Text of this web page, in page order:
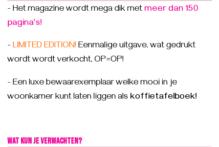
- Het magazine wordt mega dik met meer dan 150
pagina's!
- LIMITED EDITION!Eenmalige uitgave, wat gedrukt
wordt wordt verkocht, OP=OP!
- Een luxe bewaarexemplaar welke mooi in je
woonkamer kunt laten liggen als koffietafelboek!
Wat kun je verwachten?